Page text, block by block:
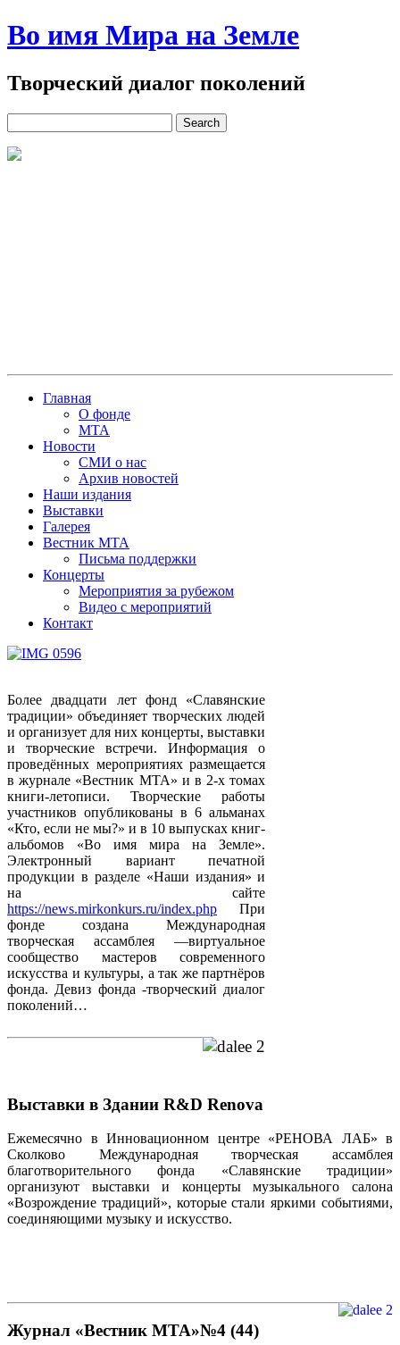
Во имя Мира на Земле
Творческий диалог поколений
Главная
О фонде
МТА
Новости
СМИ о нас
Архив новостей
Наши издания
Выставки
Галерея
Вестник МТА
Письма поддержки
Концерты
Мероприятия за рубежом
Видео с мероприятий
Контакт
Более двадцати лет фонд «Славянские
традиции» объединяет творческих людей
и организует для них концерты, выставки
и творческие встречи. Информация о
проведённых мероприятиях размещается
в журнале «Вестник МТА» и в 2-х томах
книги-летописи. Творческие работы
участников опубликованы в 6 альманах
«Кто, если не мы?» и в 10 выпусках книг-
альбомов «Во имя мира на Земле».
Электронный вариант печатной
продукции в разделе «Наши издания» и
на сайте
https://news.mirkonkurs.ru/index.php При
фонде создана Международная
творческая ассамблея —виртуальное
сообщество мастеров современного
искусства и культуры, а так же партнёров
фонда. Девиз фонда -творческий диалог
поколений…
Выставки в Здании R&D Renova
Ежемесячно в Инновационном центре «РЕНОВА ЛАБ» в
Сколково Международная творческая ассамблея
благотворительного фонда «Славянские традиции»
организуют выставки и концерты музыкального салона
«Возрождение традиций», которые стали яркими событиями,
соединяющими музыку и искусство.
Журнал «Вестник МТА»№4 (44)